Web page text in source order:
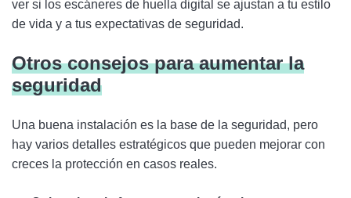
ver si los escáneres de huella digital se ajustan a tu estilo
de vida y a tus expectativas de seguridad.
Otros consejos para aumentar la
seguridad
Una buena instalación es la base de la seguridad, pero
hay varios detalles estratégicos que pueden mejorar con
creces la protección en casos reales.